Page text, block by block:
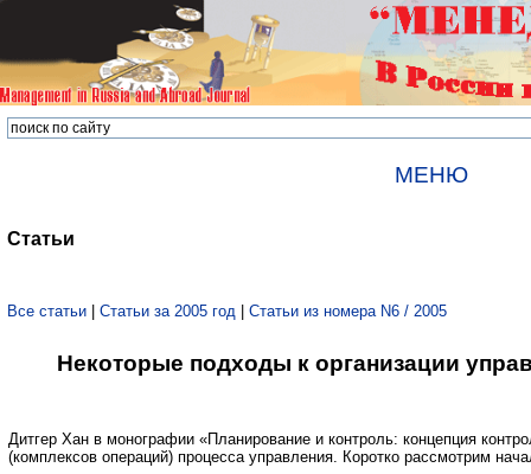
МЕНЮ
Статьи
Все статьи | Статьи за 2005 год | Статьи из номера N6 / 2005
Некоторые подходы к организации
Дитгер Хан в монографии «Планирование и контроль: концепция
(комплексов операций) процесса управления. Коротко рассмотрим